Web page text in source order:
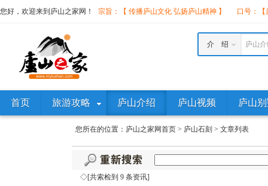
您好，欢迎来到庐山之家网！ 宗旨：【 传播庐山文化 弘扬庐山精神 】 口号：
庐山
介 绍
首页 旅游攻略 庐山介绍 庐山视频 庐山
您所在的位置： 庐山之家网首页 > 庐山石刻 > 文章列表
◇[共索检到 9 条资讯]